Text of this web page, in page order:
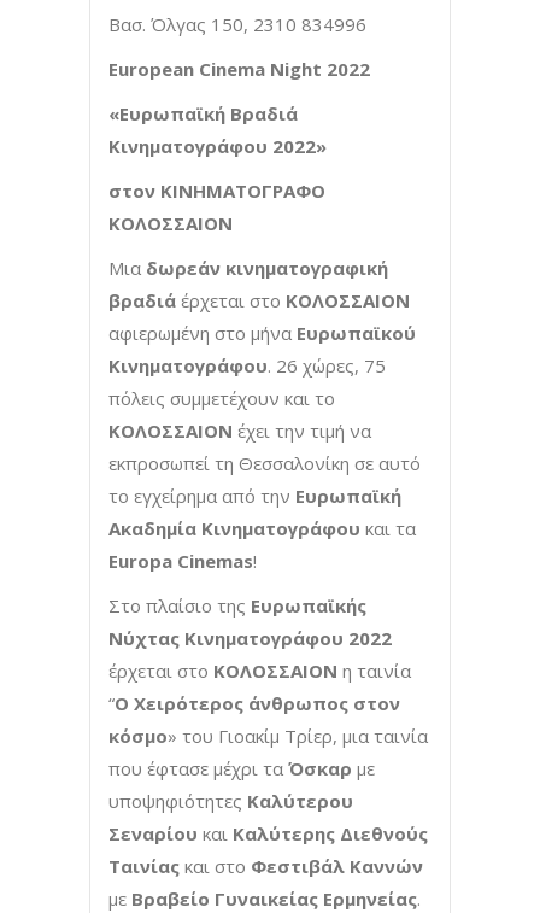
Βασ. Όλγας 150, 2310 834996
European Cinema Night 2022
«Ευρωπαϊκή Βραδιά
Κινηματογράφου 2022»
στον ΚΙΝΗΜΑΤΟΓΡΑΦΟ
ΚΟΛΟΣΣΑΙΟΝ
Μια δωρεάν κινηματογραφική
βραδιά έρχεται στο ΚΟΛΟΣΣΑΙΟΝ
αφιερωμένη στο μήνα Ευρωπαϊκού
Κινηματογράφου. 26 χώρες, 75
πόλεις συμμετέχουν και το
ΚΟΛΟΣΣΑΙΟΝ έχει την τιμή να
εκπροσωπεί τη Θεσσαλονίκη σε αυτό
το εγχείρημα από την Ευρωπαϊκή
Ακαδημία Κινηματογράφου και τα
Europa Cinemas!
Στο πλαίσιο της Ευρωπαϊκής
Νύχτας Κινηματογράφου 2022
έρχεται στο ΚΟΛΟΣΣΑΙΟΝ η ταινία
“O Χειρότερος άνθρωπος στον
κόσμο» του Γιοακίμ Τρίερ, μια ταινία
που έφτασε μέχρι τα Όσκαρ με
υποψηφιότητες Καλύτερου
Σεναρίου και Καλύτερης Διεθνούς
Ταινίας και στο Φεστιβάλ Καννών
με Βραβείο Γυναικείας Ερμηνείας.